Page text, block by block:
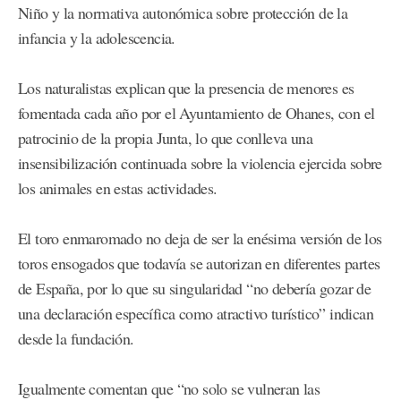
Niño y la normativa autonómica sobre protección de la
infancia y la adolescencia.
Los naturalistas explican que la presencia de menores es
fomentada cada año por el Ayuntamiento de Ohanes, con el
patrocinio de la propia Junta, lo que conlleva una
insensibilización continuada sobre la violencia ejercida sobre
los animales en estas actividades.
El toro enmaromado no deja de ser la enésima versión de los
toros ensogados que todavía se autorizan en diferentes partes
de España, por lo que su singularidad “no debería gozar de
una declaración específica como atractivo turístico” indican
desde la fundación.
Igualmente comentan que “no solo se vulneran las